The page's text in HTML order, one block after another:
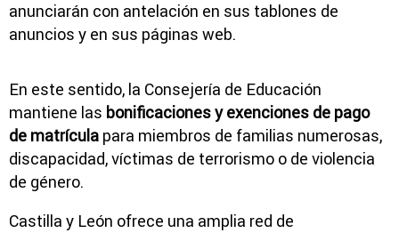
anunciarán con antelación en sus tablones de
anuncios y en sus páginas web.
En este sentido, la Consejería de Educación
mantiene las bonificaciones y exenciones de pago
de matrícula para miembros de familias numerosas,
discapacidad, víctimas de terrorismo o de violencia
de género.
Castilla y León ofrece una amplia red de